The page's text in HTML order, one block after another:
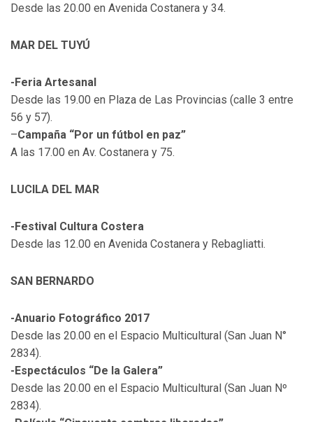
Desde las 20.00 en Avenida Costanera y 34.
MAR DEL TUYÚ
-Feria Artesanal
Desde las 19.00 en Plaza de Las Provincias (calle 3 entre
56 y 57).
–Campaña “Por un fútbol en paz”
A las 17.00 en Av. Costanera y 75.
LUCILA DEL MAR
-Festival Cultura Costera
Desde las 12.00 en Avenida Costanera y Rebagliatti.
SAN BERNARDO
-Anuario Fotográfico 2017
Desde las 20.00 en el Espacio Multicultural (San Juan N°
2834).
-Espectáculos “De la Galera”
Desde las 20.00 en el Espacio Multicultural (San Juan Nº
2834).